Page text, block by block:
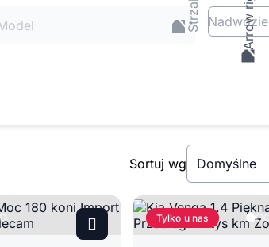
Nadwozie
Sortuj wg Domyślne
Tylko u nas